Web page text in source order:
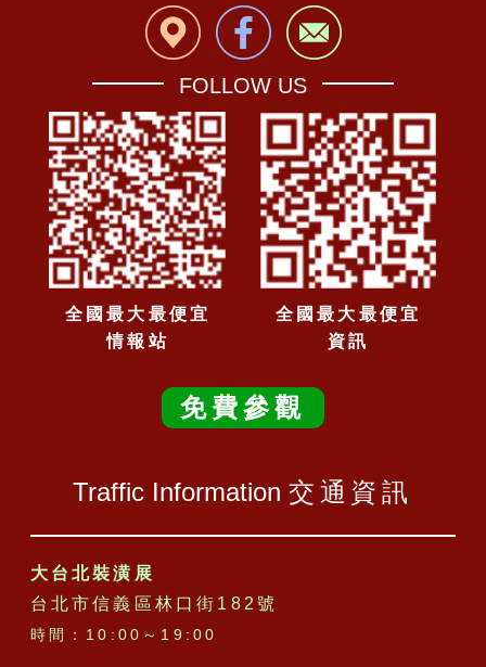
FOLLOW US
全國最大最便宜
情報站
全國最大最便宜
資訊
免費參觀
Traffic Information 交通資訊
大台北裝潢展
台北市信義區林口街182號
時間：10:00～19:00